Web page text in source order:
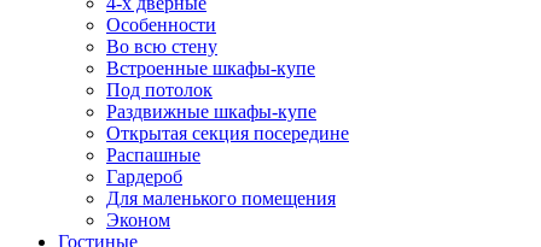
Особенности
Во всю стену
Встроенные шкафы-купе
Под потолок
Раздвижные шкафы-купе
Открытая секция посередине
Распашные
Гардероб
Для маленького помещения
Эконом
Гостиные